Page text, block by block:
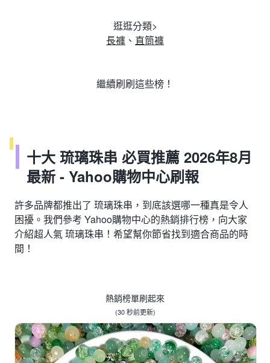
リングに馴染む1枚 。 FREE SIZE S全長102 腰圍54 臀圍126 M全
長103 腰圍58 臀圍130 L全長104 腰圍62 臀圍134 手工測量誤差
+-3CM,售出不退換 --------------------------------------------- -------------------
逛逛分類>
長褲 、 直筒褲
繼續刷刷這些榜！
十大 琉璃珠串 必買推薦 2026年8月
最新 - Yahoo購物中心刷報
許多品牌都推出了 琉璃珠串，到底該選哪一種真是令人
困擾。我們參考 Yahoo購物中心的熱銷排行榜，向大家
介紹超人氣 琉璃珠串！希望幫你節省找到適合商品的時
間！
熱銷榜單刷起來
(30 秒前更新)